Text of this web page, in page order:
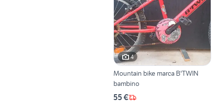
4
Mountain bike marca B'TWIN
bambino
55 €